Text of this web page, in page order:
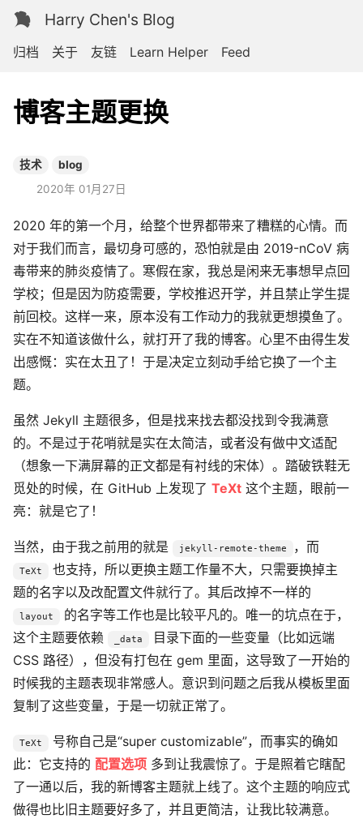
Harry Chen's Blog
归档 关于 友链 Learn Helper Feed
博客主题更换
技术
blog
2020年 01月27日
2020 年的第一个月，给整个世界都带来了糟糕的心情。而
对于我们而言，最切身可感的，恐怕就是由 2019-nCoV 病
毒带来的肺炎疫情了。寒假在家，我总是闲来无事想早点回
学校；但是因为防疫需要，学校推迟开学，并且禁止学生提
前回校。这样一来，原本没有工作动力的我就更想摸鱼了。
实在不知道该做什么，就打开了我的博客。心里不由得生发
出感慨：实在太丑了！于是决定立刻动手给它换了一个主
题。
虽然 Jekyll 主题很多，但是找来找去都没找到令我满意
的。不是过于花哨就是实在太简洁，或者没有做中文适配
（想象一下满屏幕的正文都是有衬线的宋体）。踏破铁鞋无
觅处的时候，在 GitHub 上发现了 TeXt 这个主题，眼前一
亮：就是它了！
当然，由于我之前用的就是 jekyll-remote-theme ，而
TeXt
也支持，所以更换主题工作量不大，只需要换掉主
题的名字以及改配置文件就行了。其后改掉不一样的
layout
的名字等工作也是比较平凡的。唯一的坑点在于，
这个主题要依赖
_data
目录下面的一些变量（比如远端
CSS 路径），但没有打包在 gem 里面，这导致了一开始的
时候我的主题表现非常感人。意识到问题之后我从模板里面
复制了这些变量，于是一切就正常了。
TeXt
号称自己是“super customizable”，而事实的确如
此：它支持的 配置选项 多到让我震惊了。于是照着它瞎配
了一通以后，我的新博客主题就上线了。这个主题的响应式
做得也比旧主题要好多了，并且更简洁，让我比较满意。